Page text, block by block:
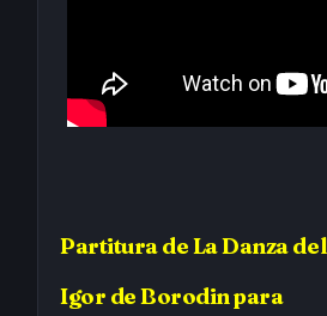
PartituradeLa Danza
Igor de Borodinpara